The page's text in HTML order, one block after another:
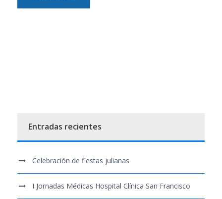
Entradas recientes
Celebración de fiestas julianas
I Jornadas Médicas Hospital Clínica San Francisco